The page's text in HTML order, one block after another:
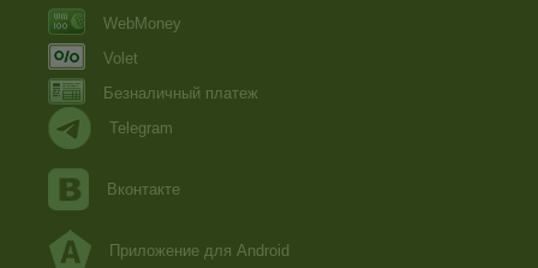
WebMoney
Volet
Безналичный платеж
Telegram
Вконтакте
Приложение для Android